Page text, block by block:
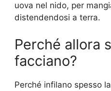
uova nel nido, per
distendendosi a terra.
Perché allora
facciano?
Perché infilano spesso